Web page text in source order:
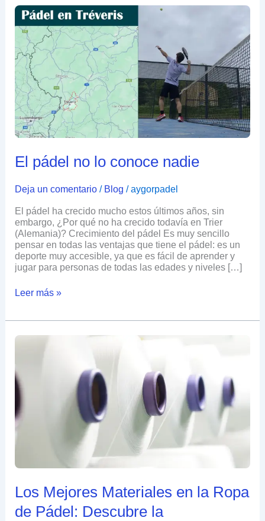
El pádel no lo conoce nadie
Deja un comentario / Blog /aygorpadel
El pádel ha crecido mucho estos últimos años, sin
embargo, ¿Por qué no ha crecido todavía en Trier
(Alemania)? Crecimiento del pádel Es muy sencillo
pensar en todas las ventajas que tiene el pádel: es un
deporte muy accesible, ya que es fácil de aprender y
jugar para personas de todas las edades y niveles […]
El
pádel
no
conoce
nadie
Leer más »
Los Mejores Materiales en la Ropa
de Pádel: Descubre la
Los
en
la
de
Pádel:
Perfecta
Potenciar
tu
Juego